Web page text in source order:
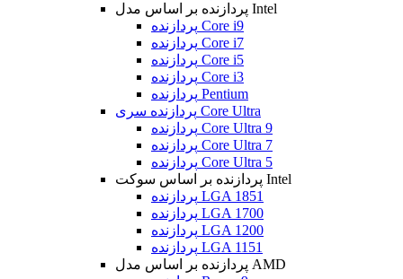
پردازنده بر اساس مدل Intel
پردازنده Core i9
پردازنده Core i7
پردازنده Core i5
پردازنده Core i3
پردازنده Pentium
پردازنده سری Core Ultra
پردازنده Core Ultra 9
پردازنده Core Ultra 7
پردازنده Core Ultra 5
پردازنده بر اساس سوکت Intel
پردازنده LGA 1851
پردازنده LGA 1700
پردازنده LGA 1200
پردازنده LGA 1151
پردازنده بر اساس مدل AMD